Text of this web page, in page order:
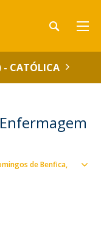
- CATÓLICA
de Benfica,